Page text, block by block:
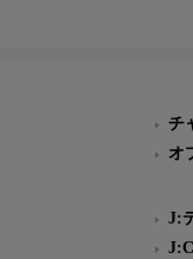
チ
オ
J: